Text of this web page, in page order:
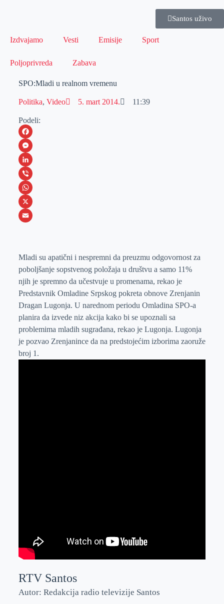
Santos uživo
Izdvajamo Vesti Emisije Sport
Poljoprivreda Zabava
SPO:Mladi u realnom vremenu
Politika, Video 5. mart 2014. 11:39
Podeli:
F
a
c
e
b
o
M
e
s
s
e
e
r
L
i
n
k
I
n
V
i
b
W
h
s
A
p
X
a
i
l
Mladi su apatični i nespremni da preuzmu odgovornost za
poboljšanje sopstvenog položaja u društvu a samo 11%
njih je spremno da učestvuje u promenama, rekao je
Predstavnik Omladine Srpskog pokreta obnove Zrenjanin
Dragan Lugonja. U narednom periodu Omladina SPO-a
planira da izvede niz akcija kako bi se upoznali sa
problemima mladih sugrađana, rekao je Lugonja. Lugonja
je pozvao Zrenjanince da na predstojećim izborima zaoruže
broj 1.
RTV Santos
Autor: Redakcija radio televizije Santos